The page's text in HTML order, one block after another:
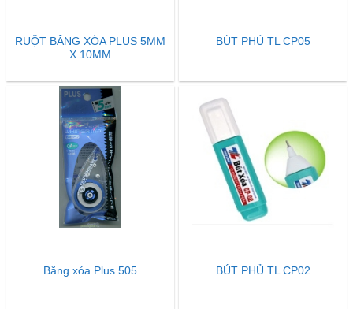
RUỘT BĂNG XÓA PLUS 5MM
X 10MM
BÚT PHỦ TL CP05
Băng xóa Plus 505 BÚT PHỦ TL CP02